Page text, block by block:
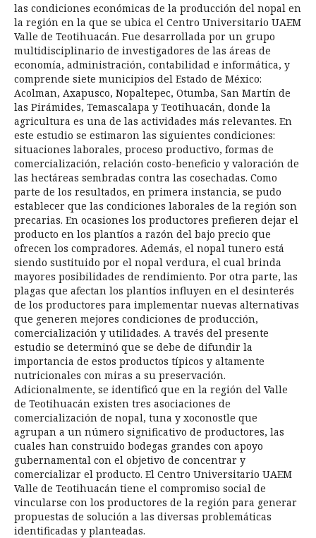
las condiciones económicas de la producción del nopal en
la región en la que se ubica el Centro Universitario UAEM
Valle de Teotihuacán. Fue desarrollada por un grupo
multidisciplinario de investigadores de las áreas de
economía, administración, contabilidad e informática, y
comprende siete municipios del Estado de México:
Acolman, Axapusco, Nopaltepec, Otumba, San Martín de
las Pirámides, Temascalapa y Teotihuacán, donde la
agricultura es una de las actividades más relevantes. En
este estudio se estimaron las siguientes condiciones:
situaciones laborales, proceso productivo, formas de
comercialización, relación costo-beneficio y valoración de
las hectáreas sembradas contra las cosechadas. Como
parte de los resultados, en primera instancia, se pudo
establecer que las condiciones laborales de la región son
precarias. En ocasiones los productores prefieren dejar el
producto en los plantíos a razón del bajo precio que
ofrecen los compradores. Además, el nopal tunero está
siendo sustituido por el nopal verdura, el cual brinda
mayores posibilidades de rendimiento. Por otra parte, las
plagas que afectan los plantíos influyen en el desinterés
de los productores para implementar nuevas alternativas
que generen mejores condiciones de producción,
comercialización y utilidades. A través del presente
estudio se determinó que se debe de difundir la
importancia de estos productos típicos y altamente
nutricionales con miras a su preservación.
Adicionalmente, se identificó que en la región del Valle
de Teotihuacán existen tres asociaciones de
comercialización de nopal, tuna y xoconostle que
agrupan a un número significativo de productores, las
cuales han construido bodegas grandes con apoyo
gubernamental con el objetivo de concentrar y
comercializar el producto. El Centro Universitario UAEM
Valle de Teotihuacán tiene el compromiso social de
vincularse con los productores de la región para generar
propuestas de solución a las diversas problemáticas
identificadas y planteadas.